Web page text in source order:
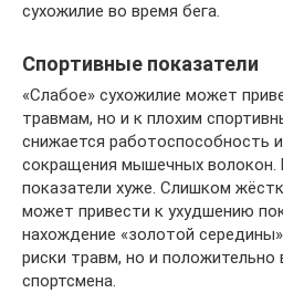
сухожилие во время бега.
Спортивные показатели
«Слабое» сухожилие может
травмам, но и к плохим
снижается работоспособность
сокращения мышечных волокон.
показатели хуже. Слишком
может привести к ухудшению
нахождение «золотой
риски травм, но и положительно
спортсмена.